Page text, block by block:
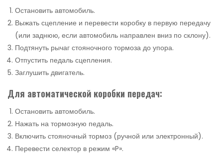
Остановить автомобиль.
Выжать сцепление и перевести коробку в первую передачу
(или заднюю, если автомобиль направлен вниз по склону).
Подтянуть рычаг стояночного тормоза до упора.
Отпустить педаль сцепления.
Заглушить двигатель.
Для автоматической коробки передач:
Остановить автомобиль.
Нажать на тормозную педаль.
Включить стояночный тормоз (ручной или электронный).
Перевести селектор в режим «P».